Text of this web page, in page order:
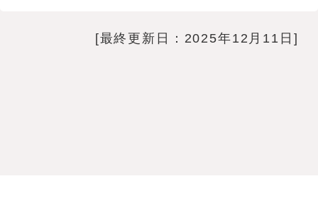
[最終更新日：2025年12月11日]